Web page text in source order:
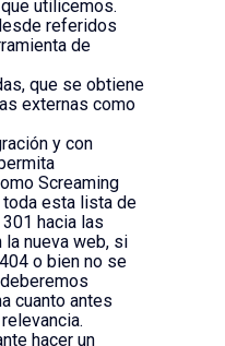
utilicemos.
referidos
de
que se obtiene
externas como
y con
Screaming
esta lista de
hacia las
nueva web, si
o bien no se
cuanto antes
hacer un